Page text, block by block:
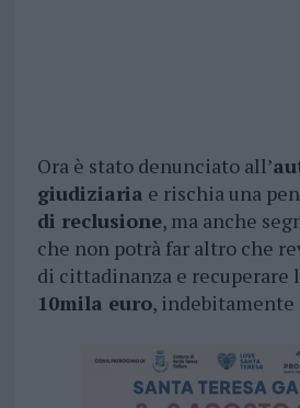
Ora è stato denunciato all’
giudiziaria e rischia una
di reclusione, ma anche
che non potrà far altro che
di cittadinanza e recuperare
10mila euro, indebitamente